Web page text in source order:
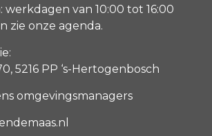
werkdagen van 10:00 tot 16:00
zie onze agenda.
5216 PP ‘s-Hertogenbosch
omgevingsmanagers